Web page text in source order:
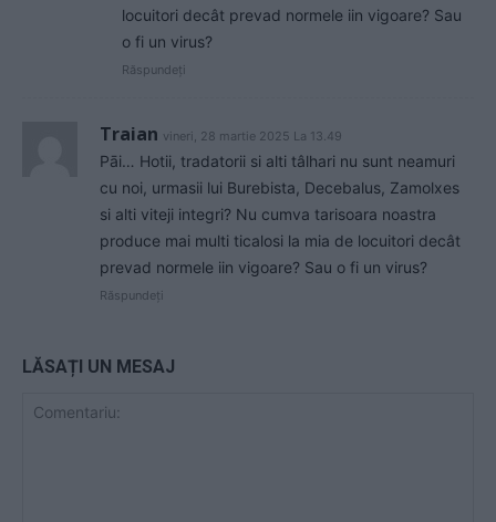
locuitori decât prevad normele iin vigoare? Sau
o fi un virus?
Răspundeți
Traian vineri, 28 martie 2025 La 13.49
Pāi… Hotii, tradatorii si alti tâlhari nu sunt neamuri
cu noi, urmasii lui Burebista, Decebalus, Zamolxes
si alti viteji integri? Nu cumva tarisoara noastra
produce mai multi ticalosi la mia de locuitori decât
prevad normele iin vigoare? Sau o fi un virus?
Răspundeți
LĂSAȚI UN MESAJ